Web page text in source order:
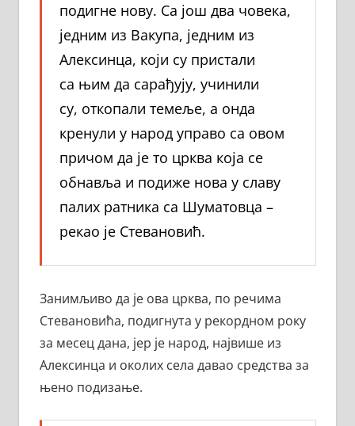
подигне нову. Са још два човека,
једним из Вакупа, једним из
Алексинца, који су пристали
са њим да сарађују, учинили
су, откопали темеље, а онда
кренули у народ управо са овом
причом да је то црква која се
обнавља и подиже нова у славу
палих ратника са Шуматовца –
рекао је Стевановић.
Занимљиво да је ова црква, по речима
Стевановића, подигнута у рекордном року
за месец дана, јер је народ, највише из
Алексинца и околих села давао средства за
њено подизање.